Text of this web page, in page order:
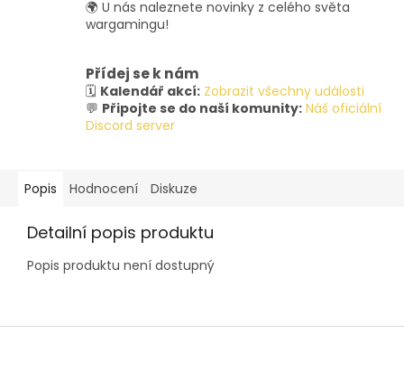
🌍 U nás naleznete novinky z celého světa
wargamingu!
Přídej se k nám
🗓️ Kalendář akcí: Zobrazit všechny události
💬 Připojte se do naší komunity: Náš oficiální
Discord server
Popis Hodnocení Diskuze
Detailní popis produktu
Popis produktu není dostupný
Z